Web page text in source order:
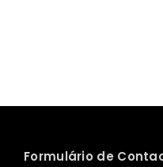
Formulário de